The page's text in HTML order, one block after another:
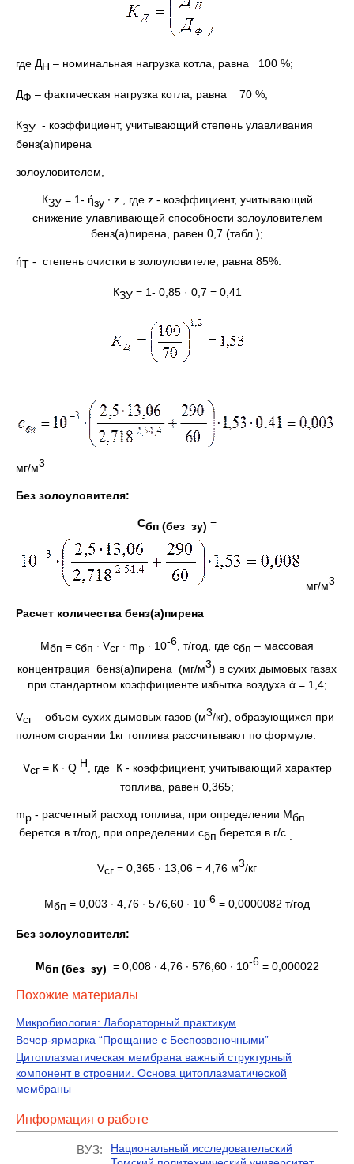
где ДН – номинальная нагрузка котла, равна 100 %;
ДФ – фактическая нагрузка котла, равна 70 %;
КЗУ - коэффициент, учитывающий степень улавливания
бенз(а)пирена
золоуловителем,
КЗУ= 1- ήзу· z , где z - коэффициент, учитывающий
снижение улавливающей способности золоуловителем
бенз(а)пирена, равен 0,7 (табл.);
ήT - степень очистки в золоуловителе, равна 85%.
КЗУ= 1- 0,85 · 0,7 = 0,41
мг/м3
Без золоуловителя:
Сбп (без зу) =
мг/м3
Расчет количества бенз(а)пирена
Мбп = сбп · Vсг · mp · 10-6 , т/год, где сбп – массовая
концентрация бенз(а)пирена (мг/м3) в сухих дымовых газах
при стандартном коэффициенте избытка воздуха ά = 1,4;
Vсг – объем сухих дымовых газов (м3/кг), образующихся при
полном сгорании 1кг топлива рассчитывают по формуле:
Vсг= К · Q H , где К - коэффициент, учитывающий характер
топлива, равен 0,365;
mp - расчетный расход топлива, при определении Мбп
берется в т/год, при определении сбп берется в г/с.
Vсг = 0,365 · 13,06 = 4,76 м3/кг
Мбп = 0,003 · 4,76 · 576,60 · 10-6 = 0,0000082 т/год
Без золоуловителя:
Мбп (без зу) = 0,008 · 4,76 · 576,60 · 10-6 = 0,000022
Похожие материалы
Микробиология: Лабораторный практикум
Вечер-ярмарка “Прощание с Беспозвоночными”
Цитоплазматическая мембрана важный структурный
компонент в строении. Основа цитоплазматической
мембраны
Информация о работе
ВУЗ:
Национальный исследовательский